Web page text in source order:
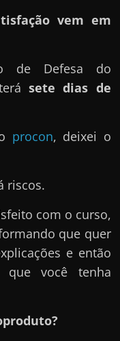
vem em
de Defesa do
terásete dias de
procon, deixei o
riscos.
com o curso,
que quer
e então
que você tenha